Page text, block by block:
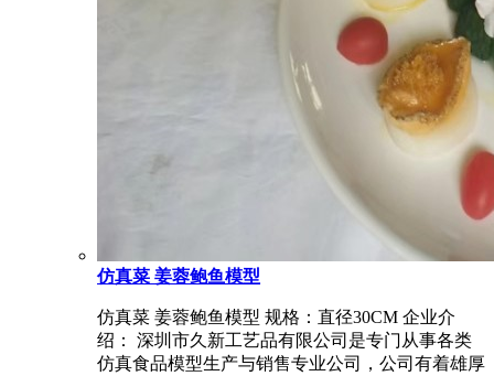
仿真菜 姜蓉鲍鱼模型
仿真菜 姜蓉鲍鱼模型 规格：直径30CM 企业介
绍： 深圳市久新工艺品有限公司是专门从事各类
仿真食品模型生产与销售专业公司，公司有着雄厚